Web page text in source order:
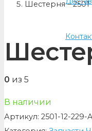
Шестерня –
0 из 5
В наличии
Артикул: 2501-12-229-